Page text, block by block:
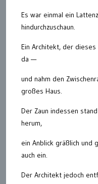
Es war einmal ein
hindurchzuschaun.
Ein Architekt, der
da —
und nahm den
großes Haus.
Der Zaun indessen
herum,
ein Anblick gräßlich und
auch ein.
Der Architekt jedoch